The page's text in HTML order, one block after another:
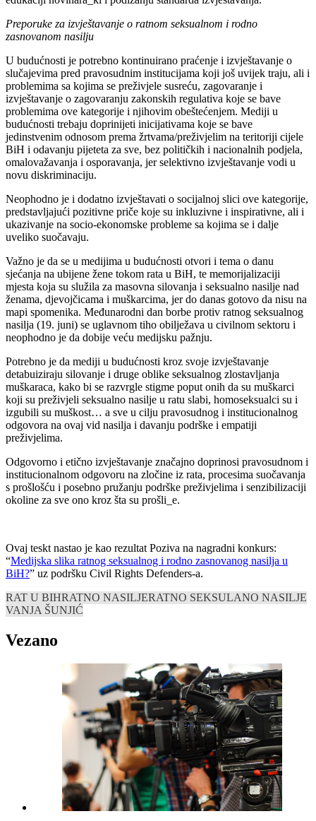
Preporuke za izvještavanje o ratnom seksualnom i rodno
zasnovanom nasilju
U budućnosti je potrebno kontinuirano praćenje i izvještavanje o
slučajevima pred pravosudnim institucijama koji još uvijek traju, ali i
problemima sa kojima se preživjele susreću, zagovaranje i
izvještavanje o zagovaranju zakonskih regulativa koje se bave
problemima ove kategorije i njihovim obeštećenjem. Mediji u
budućnosti trebaju doprinijeti inicijativama koje se bave
jedinstvenim odnosom prema žrtvama/preživjelim na teritoriji cijele
BiH i odavanju pijeteta za sve, bez političkih i nacionalnih podjela,
omalovažavanja i osporavanja, jer selektivno izvještavanje vodi u
novu diskriminaciju.
Neophodno je i dodatno izvještavati o socijalnoj slici ove kategorije,
predstavljajući pozitivne priče koje su inkluzivne i inspirativne, ali i
ukazivanje na socio-ekonomske probleme sa kojima se i dalje
uveliko suočavaju.
Važno je da se u medijima u budućnosti otvori i tema o danu
sjećanja na ubijene žene tokom rata u BiH, te memorijalizaciji
mjesta koja su služila za masovna silovanja i seksualno nasilje nad
ženama, djevojčicama i muškarcima, jer do danas gotovo da nisu na
mapi spomenika. Međunarodni dan borbe protiv ratnog seksualnog
nasilja (19. juni) se uglavnom tiho obilježava u civilnom sektoru i
neophodno je da dobije veću medijsku pažnju.
Potrebno je da mediji u budućnosti kroz svoje izvještavanje
detabuiziraju silovanje i druge oblike seksualnog zlostavljanja
muškaraca, kako bi se razvrgle stigme poput onih da su muškarci
koji su preživjeli seksualno nasilje u ratu slabi, homoseksualci su i
izgubili su muškost… a sve u cilju pravosudnog i institucionalnog
odgovora na ovaj vid nasilja i davanju podrške i empatiji
preživjelima.
Odgovorno i etično izvještavanje značajno doprinosi pravosudnom i
institucionalnom odgovoru na zločine iz rata, procesima suočavanja
s prošlošću i posebno pružanju podrške preživjelima i senzibilizaciji
okoline za sve ono kroz šta su prošli_e.
Ovaj teskt nastao je kao rezultat Poziva na nagradni konkurs:
“Medijska slika ratnog seksualnog i rodno zasnovanog nasilja u
BiH?” uz podršku Civil Rights Defenders-a.
RAT U BIHRATNO NASILJERATNO SEKSULANO NASILJE
VANJA ŠUNJIĆ
Vezano